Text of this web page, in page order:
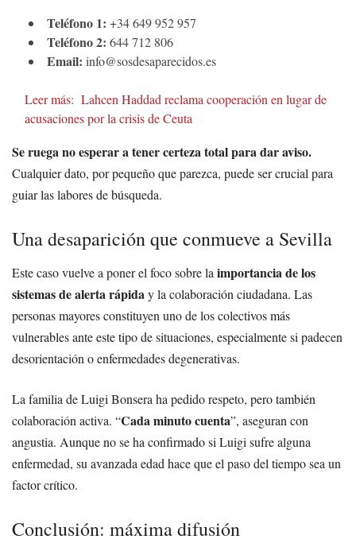
Teléfono 1: +34 649 952 957
Teléfono 2: 644 712 806
Email: info@sosdesaparecidos.es
Leer más: Lahcen Haddad reclama cooperación en lugar de
acusaciones por la crisis de Ceuta
Se ruega no esperar a tener certeza total para dar aviso.
Cualquier dato, por pequeño que parezca, puede ser crucial para
guiar las labores de búsqueda.
Una desaparición que conmueve a Sevilla
Este caso vuelve a poner el foco sobre la importancia de los
sistemas de alerta rápida y la colaboración ciudadana. Las
personas mayores constituyen uno de los colectivos más
vulnerables ante este tipo de situaciones, especialmente si padecen
desorientación o enfermedades degenerativas.
La familia de Luigi Bonsera ha pedido respeto, pero también
colaboración activa. “Cada minuto cuenta”, aseguran con
angustia. Aunque no se ha confirmado si Luigi sufre alguna
enfermedad, su avanzada edad hace que el paso del tiempo sea un
factor crítico.
Conclusión: máxima difusión